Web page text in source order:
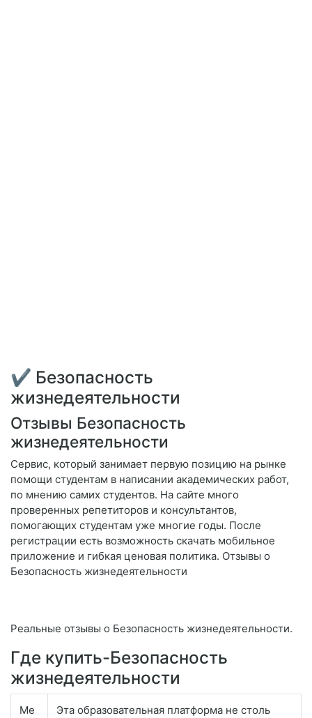
✔ Безопасность
жизнедеятельности
Отзывы Безопасность
жизнедеятельности
Сервис, который занимает первую позицию на рынке
помощи студентам в написании академических работ,
по мнению самих студентов. На сайте много
проверенных репетиторов и консультантов,
помогающих студентам уже многие годы. После
регистрации есть возможность скачать мобильное
приложение и гибкая ценовая политика. Отзывы о
Безопасность жизнедеятельности
Реальные отзывы о Безопасность жизнедеятельности.
Где купить-Безопасность
жизнедеятельности
Ме
Эта образовательная платформа не столь